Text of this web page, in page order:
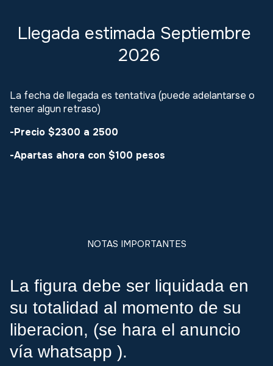
Llegada estimada Septiembre
2026
La fecha de llegada es tentativa (puede adelantarse o
tener algun retraso)
-Precio $2300 a 2500
-Apartas ahora con $100 pesos
NOTAS IMPORTANTES
La figura debe ser liquidada en
su totalidad al momento de su
liberacion, (se hara el anuncio
vía whatsapp ).